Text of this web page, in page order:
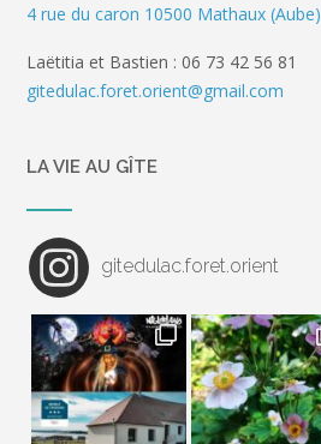
4 rue du caron 10500 Mathaux (Aube)
Laëtitia et Bastien : 06 73 42 56 81
gitedulac.foret.orient@gmail.com
LA VIE AU GÎTE
gitedulac.foret.orient